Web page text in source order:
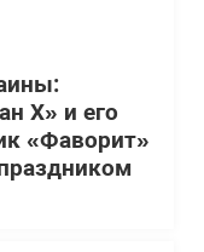
Х» и его
«Фаворит»